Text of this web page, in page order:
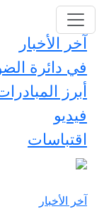
آخر الأخبار
في دائرة
أبرز
فيديو
اقتباسات
آخر الأخبار